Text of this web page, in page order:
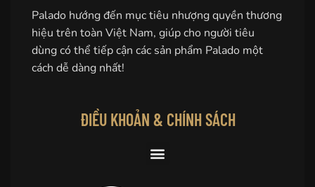
Palado hướng đến mục tiêu nhượng quyền thương
hiệu trên toàn Việt Nam, giúp cho người tiêu
dùng có thể tiếp cận các sản phẩm Palado một
cách dễ dàng nhất!
ĐIỀU KHOẢN & CHÍNH SÁCH